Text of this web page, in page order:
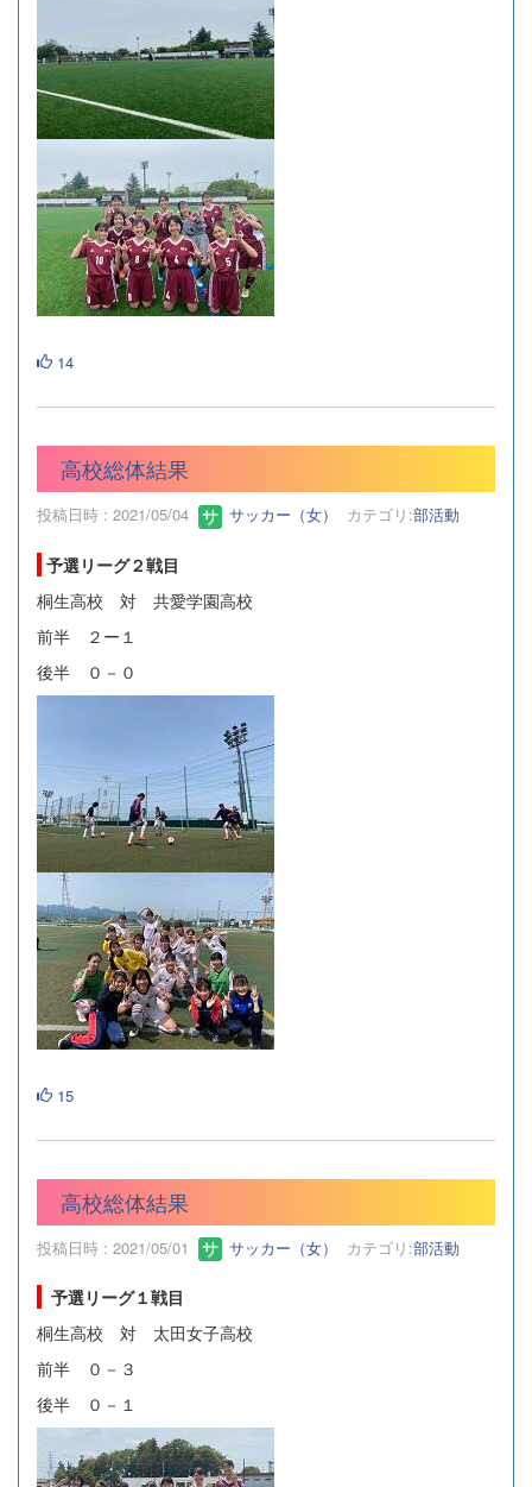
14
高校総体結果
投稿日時 : 2021/05/04 サッカー（女） カテゴリ:部活動
予選リーグ２戦目
桐生高校 対 共愛学園高校
前半 ２ー１
後半 ０－０
15
高校総体結果
投稿日時 : 2021/05/01 サッカー（女） カテゴリ:部活動
予選リーグ１戦目
桐生高校 対 太田女子高校
前半 ０－３
後半 ０－１